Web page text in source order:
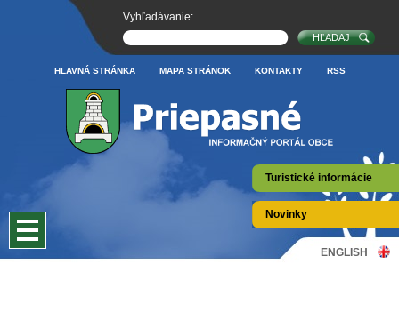
Turistické informácie
Novinky
HLAVNÁ STRÁNKA MAPA STRÁNOK KONTAKTY RSS
Vyhľadávanie:
ENGLISH